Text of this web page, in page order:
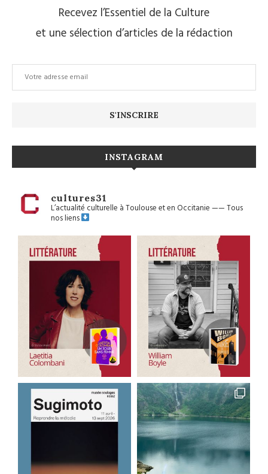
Recevez l’Essentiel de la Culture
et une sélection d’articles de la rédaction
INSTAGRAM
cultures31
L’actualité culturelle à Toulouse et en Occitanie——Tous
nos liens